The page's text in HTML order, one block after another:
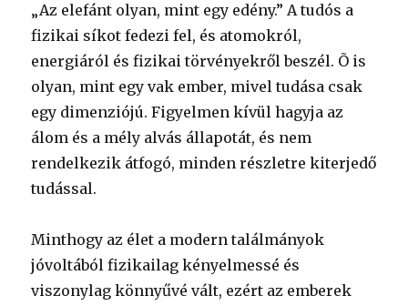
„Az elefánt olyan, mint egy edény.” A tudós a
fizikai síkot fedezi fel, és atomokról,
energiáról és fizikai törvényekről beszél. Õ is
olyan, mint egy vak ember, mivel tudása csak
egy dimenziójú. Figyelmen kívül hagyja az
álom és a mély alvás állapotát, és nem
rendelkezik átfogó, minden részletre kiterjedő
tudással.
Minthogy az élet a modern találmányok
jóvoltából fizikailag kényelmessé és
viszonylag könnyűvé vált, ezért az emberek